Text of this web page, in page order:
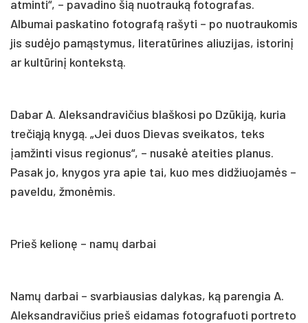
atminti“, – pavadino šią nuotrauką fotografas.
Albumai paskatino fotografą rašyti – po nuotraukomis
jis sudėjo pamąstymus, literatūrines aliuzijas, istorinį
ar kultūrinį kontekstą.
Dabar A. Aleksandravičius blaškosi po Dzūkiją, kuria
trečiąją knygą. „Jei duos Dievas sveikatos, teks
įamžinti visus regionus“, – nusakė ateities planus.
Pasak jo, knygos yra apie tai, kuo mes didžiuojamės –
paveldu, žmonėmis.
Prieš kelionę – namų darbai
Namų darbai – svarbiausias dalykas, ką parengia A.
Aleksandravičius prieš eidamas fotografuoti portreto